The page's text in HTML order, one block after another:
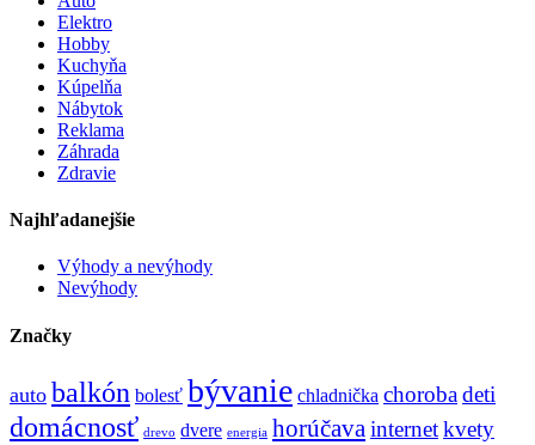
Elektro
Hobby
Kuchyňa
Kúpelňa
Nábytok
Reklama
Záhrada
Zdravie
Najhľadanejšie
Výhody a nevýhody
Nevýhody
Značky
auto balkón bolesť bývanie chladnička chorobadeti
domácnosť drevo dvere energia horúčavainternetkvety